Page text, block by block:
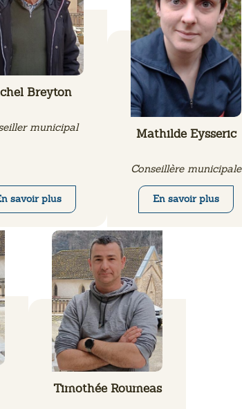
Breyton
municipal
savoir plus
Mathilde Eysseric
Conseillère municipale
En savoir plus
Timothée Roumeas